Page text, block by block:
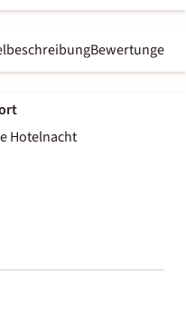
Bewertungen
Hotelnacht